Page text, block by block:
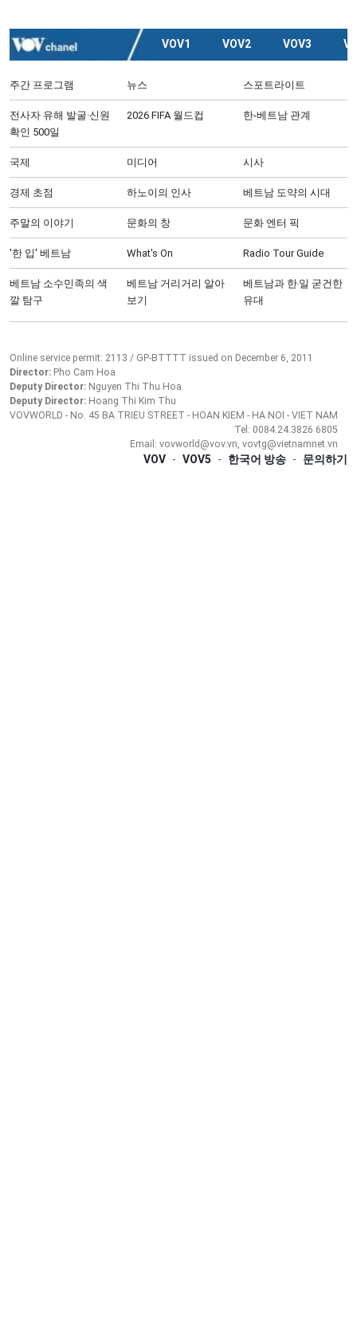
VOV1 VOV2 VOV3
주간 프로그램 뉴스 스포트라이트
전사자 유해 발굴·신원
확인 500일
2026 FIFA 월드컵 한-베트남 관계
국제 미디어 시사
경제 초점 하노이의 인사 베트남 도약의 시대
주말의 이야기 문화의 창 문화 엔터 픽
'한 입' 베트남 What's On Radio Tour Guide
베트남 소수민족의 색
깔 탐구
베트남 거리거리 알아
보기
베트남과 한‧일 굳건한
유대
Online service permit: 2113 / GP-BTTTT issued on December 6, 2011
Director: Pho Cam Hoa
Deputy Director: Nguyen Thi Thu Hoa
Deputy Director: Hoang Thi Kim Thu
VOVWORLD - No. 45 BA TRIEU STREET - HOAN KIEM - HA NOI - VIET NAM
Tel: 0084.24.3826 6805
Email: vovworld@vov.vn, vovtg@vietnamnet.vn
VOV - VOV5 - 한국어 방송 - 문의하기